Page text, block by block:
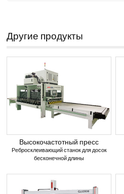
Другие продукты
Высокочастотный пресс
Ребросклеивающий станок для досок
бесконечной длины